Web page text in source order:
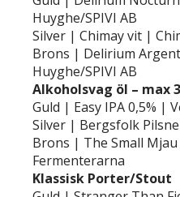
Huyghe/SPIVI AB
Silver | Chimay vit |
Brons | Delirium
Huyghe/SPIVI AB
Alkoholsvag öl – max
Guld | Easy IPA 0,5% |
Silver | Bergsfolk
Brons | The Small
Fermenterarna
Klassisk Porter/Stout